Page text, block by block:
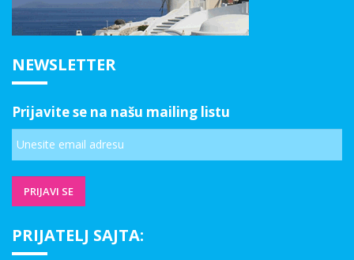
NEWSLETTER
Prijavite se na našu mailing listu
PRIJATELJ SAJTA: